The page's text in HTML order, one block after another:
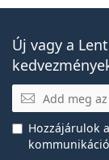
Új vagy a
E-mail
Hozzájárulok